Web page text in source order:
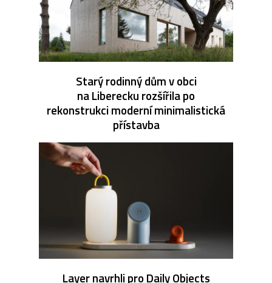
Starý rodinný dům v obci
na Liberecku rozšířila po
rekonstrukci moderní minimalistická
přístavba
Layer navrhli pro Daily Objects